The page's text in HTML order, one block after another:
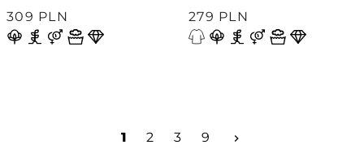
309 PLN
279 PLN
1 2 3 9 keyboard_arrow_right